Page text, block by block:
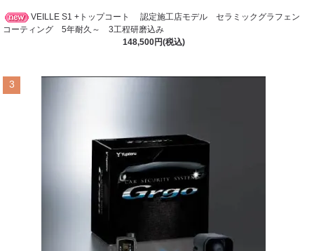
VEILLE S1 +トップコート 認定施工店モデル セラミックグラフェン
コーティング 5年耐久～ 3工程研磨込み
148,500円(税込)
3